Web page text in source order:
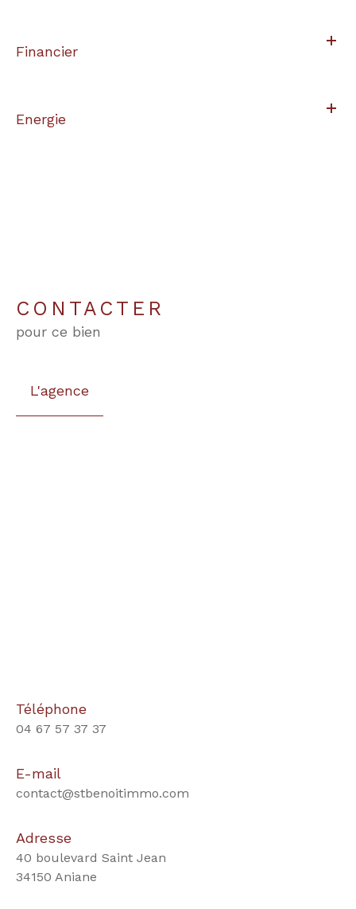
Financier
Energie
CONTACTER
pour ce bien
L'agence
Téléphone
04 67 57 37 37
E-mail
contact@stbenoitimmo.com
Adresse
40 boulevard Saint Jean
34150 Aniane